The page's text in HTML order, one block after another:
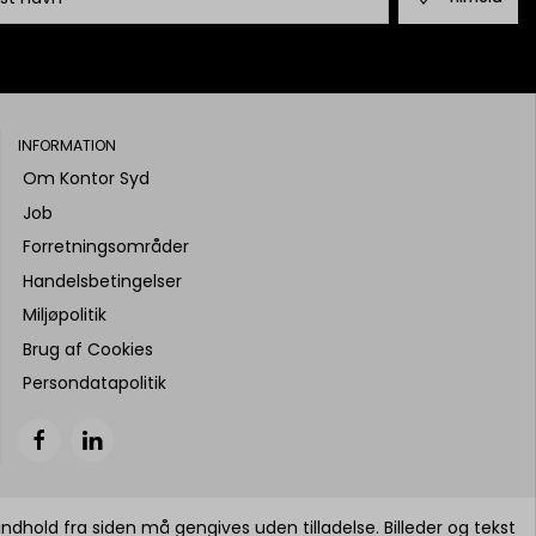
INFORMATION
Om Kontor Syd
Job
Forretningsområder
Handelsbetingelser
Miljøpolitik
Brug af Cookies
Persondatapolitik
fra siden må gengives uden tilladelse. Billeder og tekst